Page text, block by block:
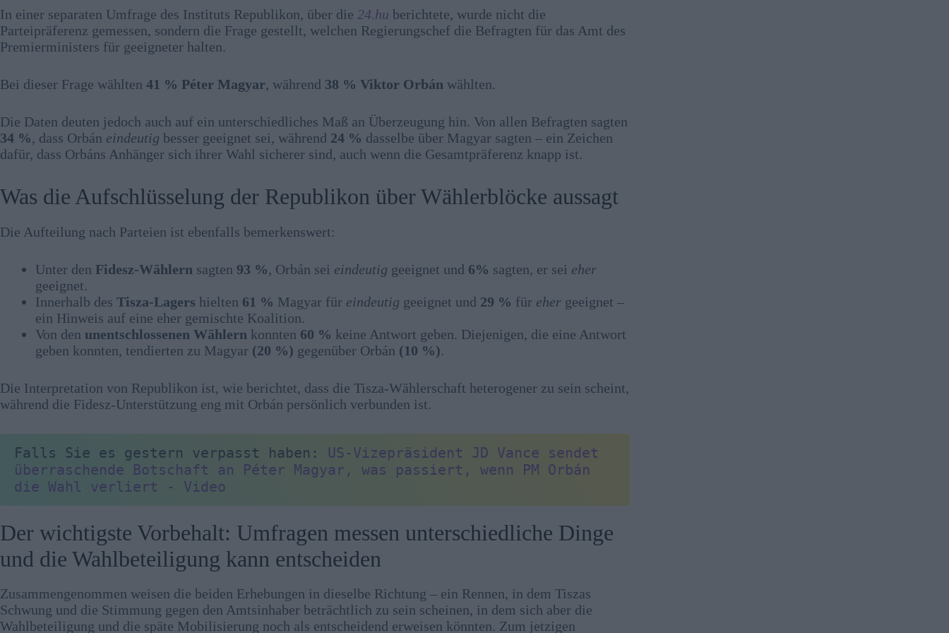
In einer separaten Umfrage des Instituts Republikon, über die 24.hu berichtete, wurde nicht die
Parteipräferenz gemessen, sondern die Frage gestellt, welchen Regierungschef die Befragten für das Amt des
Premierministers für geeigneter halten.
Bei dieser Frage wählten 41 % Péter Magyar, während 38 % Viktor Orbán wählten.
Die Daten deuten jedoch auch auf ein unterschiedliches Maß an Überzeugung hin. Von allen Befragten sagten
34 %, dass Orbán eindeutig besser geeignet sei, während 24 % dasselbe über Magyar sagten – ein Zeichen
dafür, dass Orbáns Anhänger sich ihrer Wahl sicherer sind, auch wenn die Gesamtpräferenz knapp ist.
Was die Aufschlüsselung der Republikon über Wählerblöcke aussagt
Die Aufteilung nach Parteien ist ebenfalls bemerkenswert:
Unter den Fidesz-Wählern sagten 93 %, Orbán sei eindeutig geeignet und 6% sagten, er sei eher
geeignet.
Innerhalb des Tisza-Lagers hielten 61 % Magyar für eindeutig geeignet und 29 % für eher geeignet –
ein Hinweis auf eine eher gemischte Koalition.
Von den unentschlossenen Wählern konnten 60 % keine Antwort geben. Diejenigen, die eine Antwort
geben konnten, tendierten zu Magyar (20 %) gegenüber Orbán (10 %).
Die Interpretation von Republikon ist, wie berichtet, dass die Tisza-Wählerschaft heterogener zu sein scheint,
während die Fidesz-Unterstützung eng mit Orbán persönlich verbunden ist.
Falls Sie es gestern verpasst haben: US-Vizepräsident JD Vance sendet
überraschende Botschaft an Péter Magyar, was passiert, wenn PM Orbán
die Wahl verliert - Video
Der wichtigste Vorbehalt: Umfragen messen unterschiedliche Dinge
und die Wahlbeteiligung kann entscheiden
Zusammengenommen weisen die beiden Erhebungen in dieselbe Richtung – ein Rennen, in dem Tiszas
Schwung und die Stimmung gegen den Amtsinhaber beträchtlich zu sein scheinen, in dem sich aber die
Wahlbeteiligung und die späte Mobilisierung noch als entscheidend erweisen könnten. Zum jetzigen